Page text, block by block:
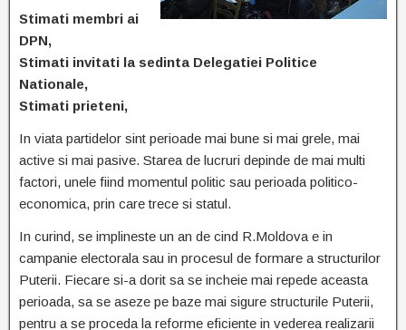
Stimati membri ai
DPN,
Stimati invitati la sedinta Delegatiei Politice
Nationale,
Stimati prieteni,
In viata partidelor sint perioade mai bune si mai grele, mai
active si mai pasive. Starea de lucruri depinde de mai multi
factori, unele fiind momentul politic sau perioada politico-
economica, prin care trece si statul.
In curind, se implineste un an de cind R.Moldova e in
campanie electorala sau in procesul de formare a structurilor
Puterii. Fiecare si-a dorit sa se incheie mai repede aceasta
perioada, sa se aseze pe baze mai sigure structurile Puterii,
pentru a se proceda la reforme eficiente in vederea realizarii